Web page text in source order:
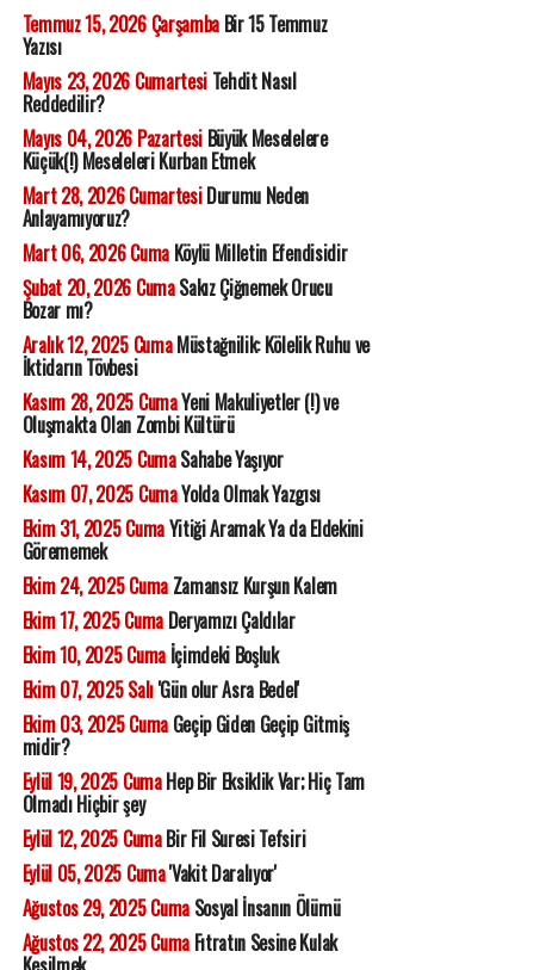
Temmuz 15, 2026 ÇarşambaBir 15 Temmuz
Yazısı
Mayıs 23, 2026 CumartesiTehdit Nasıl
Reddedilir?
Mayıs 04, 2026 PazartesiBüyük Meselelere
Küçük(!) Meseleleri Kurban Etmek
Mart 28, 2026 CumartesiDurumu Neden
Anlayamıyoruz?
Mart 06, 2026 CumaKöylü Milletin Efendisidir
Şubat 20, 2026 CumaSakız Çiğnemek Orucu
Bozar mı?
Aralık 12, 2025 CumaMüstağnilik: Kölelik Ruhu ve
İktidarın Tövbesi
Kasım 28, 2025 CumaYeni Makuliyetler (!) ve
Oluşmakta Olan Zombi Kültürü
Kasım 14, 2025 CumaSahabe Yaşıyor
Kasım 07, 2025 CumaYolda Olmak Yazgısı
Ekim 31, 2025 CumaYitiği Aramak Ya da Eldekini
Görememek
Ekim 24, 2025 CumaZamansız Kurşun Kalem
Ekim 17, 2025 CumaDeryamızı Çaldılar
Ekim 10, 2025 Cumaİçimdeki Boşluk
Ekim 07, 2025 Salı'Gün olur Asra Bedel'
Ekim 03, 2025 CumaGeçip Giden Geçip Gitmiş
midir?
Eylül 19, 2025 CumaHep Bir Eksiklik Var; Hiç Tam
Olmadı Hiçbir şey
Eylül 12, 2025 CumaBir Fil Suresi Tefsiri
Eylül 05, 2025 Cuma'Vakit Daralıyor'
Ağustos 29, 2025 CumaSosyal İnsanın Ölümü
Ağustos 22, 2025 CumaFıtratın Sesine Kulak